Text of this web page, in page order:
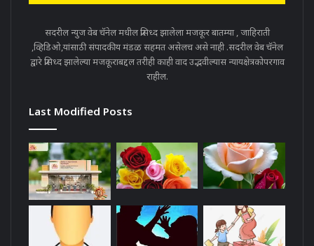
सदरील न्युज वेब चॅनेल मधील प्रसिध्द झालेला मजकूर बातम्या , जाहिराती
,व्हिडिओ,यांसाठी संपादकीय मंडळ सहमत असेलच असे नाही .सदरील वेब चॅनेल
द्वारे प्रसिध्द झालेल्या मजकूराबद्दल तरीही काही वाद उद्भवील्यास न्यायक्षेत्रकोपरगाव
राहील.
Last Modified Posts